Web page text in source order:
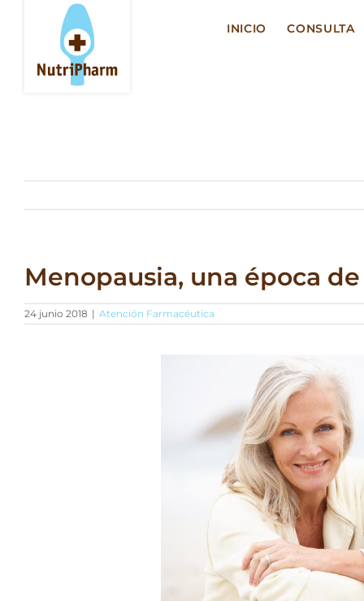
contenido
INICIO CONSULTA
Menopausia, una época
24 junio 2018 | Atención Farmacéutica